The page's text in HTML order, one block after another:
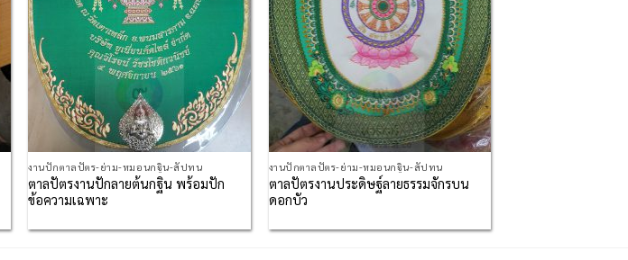
งานปักตาลปัตร-ย่าม-หมอนกฐิน-สัปทน
ตาลปัตรงานปักลายต้นกฐิน พร้อมปัก
ข้อความเฉพาะ
งานปักตาลปัตร-ย่าม-หมอนกฐิน-สัปทน
ตาลปัตรงานประดิษฐ์ลายธรรมจักรบน
ดอกบัว